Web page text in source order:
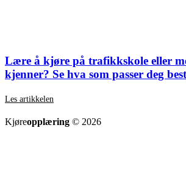
Lære å kjøre på trafikkskole eller
kjenner? Se hva som passer deg best
Les artikkelen
Kjøreopplæring © 2026